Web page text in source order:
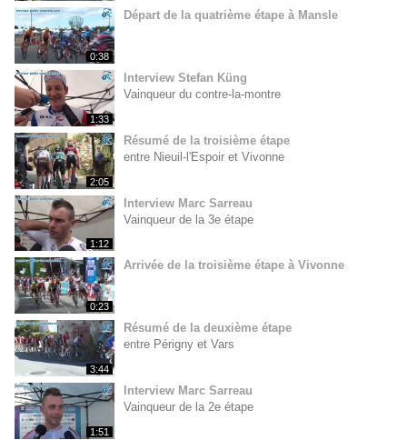
0:38
Départ de la quatrième étape à Mansle
1:33
Interview Stefan Küng
Vainqueur du contre-la-montre
2:05
Résumé de la troisième étape
entre Nieuil-l'Espoir et Vivonne
1:12
Interview Marc Sarreau
Vainqueur de la 3e étape
0:23
Arrivée de la troisième étape à Vivonne
3:44
Résumé de la deuxième étape
entre Périgny et Vars
1:51
Interview Marc Sarreau
Vainqueur de la 2e étape